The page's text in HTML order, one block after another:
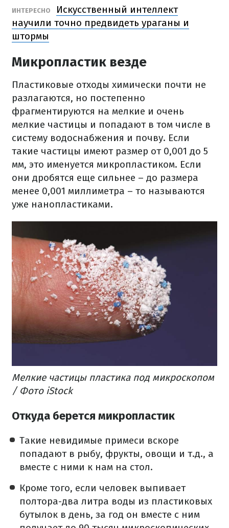
ИНТЕРЕСНО
Искусственный интеллект
научили точно предвидеть ураганы и
штормы
Микропластик везде
Пластиковые отходы химически почти не
разлагаются, но постепенно
фрагментируются на мелкие и очень
мелкие частицы и попадают в том числе в
систему водоснабжения и почву. Если
такие частицы имеют размер от 0,001 до 5
мм, это именуется микропластиком. Если
они дробятся еще сильнее – до размера
менее 0,001 миллиметра – то называются
уже нанопластиками.
Мелкие частицы пластика под микроскопом
/ Фото iStock
Откуда берется микропластик
Такие невидимые примеси вскоре
попадают в рыбу, фрукты, овощи и т.д., а
вместе с ними к нам на стол.
Кроме того, если человек выпивает
полтора-два литра воды из пластиковых
бутылок в день, за год он вместе с ним